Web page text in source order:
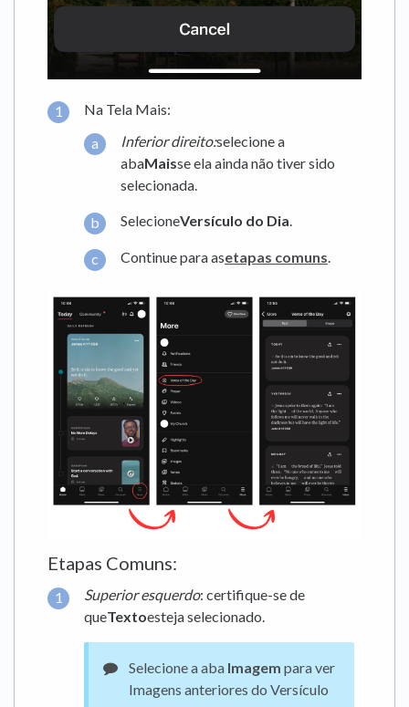
Na Tela Mais:
Inferior direito:selecione a
abaMaisse ela ainda não tiver sido
selecionada.
SelecioneVersículo do Dia.
Continue para asetapas comuns.
Etapas Comuns:
Superior esquerdo: certifique-se de
queTextoesteja selecionado.
Selecione a aba Imagem para ver
Imagens anteriores do Versículo